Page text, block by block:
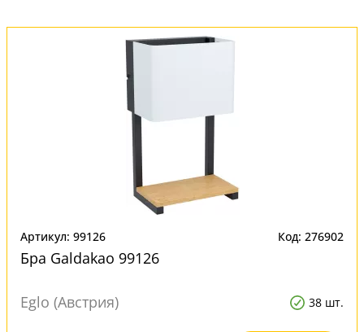
Артикул: 99126 Код: 276902
Бра Galdakao 99126
Eglo (Австрия) 38 шт.